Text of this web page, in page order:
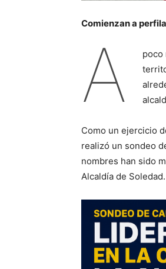
Comienzan a
A
poco
Como un ejercicio
realizó un sondeo
nombres han sido
Alcaldía de Soledad.